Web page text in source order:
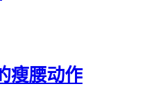
瘦腰动作